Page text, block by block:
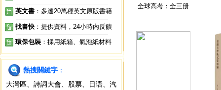
英文書 ：多達20萬種英文原版書籍
找書快 ：提供資料，24小時內反饋
環保包裝 ：採用紙箱、氣泡紙材料
熱搜關鍵字 ：
大灣區
詩詞大會 股票 日语
汽
全球高考：全三册